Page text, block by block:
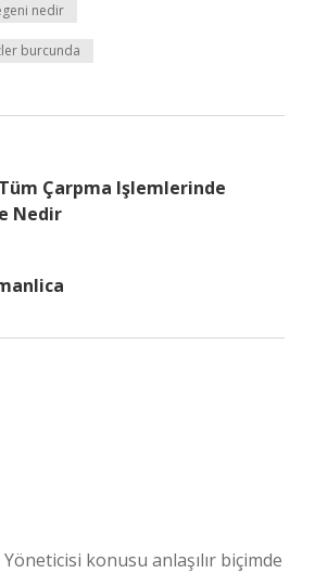
nedir
burcunda
Çarpma Işlemlerinde
Nedir
konusu anlaşılır biçimde